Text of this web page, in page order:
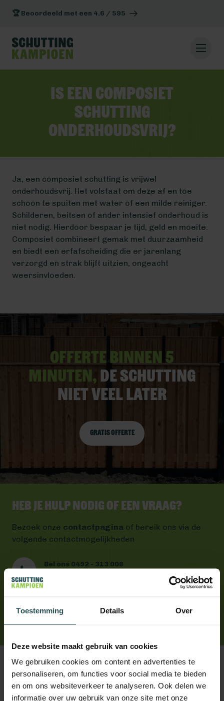
Toestemming Details Over
Deze website maakt gebruik van cookies
We gebruiken cookies om content en advertenties te
personaliseren, om functies voor social media te bieden
en om ons websiteverkeer te analyseren. Ook delen we
informatie over uw gebruik van onze site met onze
🏆 Beoordeeld met een 4.6 / 595
Is een composiet
schutting
onderhoudsvrij?
Ja, een composiet schutting is vrijwel
onderhoudsvrij. Het volstaat om deze af en toe
schoon te spuiten met water of een milde reiniger.
Schilderen, beitsen of ander intensief onderhoud is
niet nodig. Hierdoor bespaar je tijd, geld en moeite.
Composiet combineert gemak met duurzaamheid
en biedt een erfafscheiding die er jarenlang
verzorgd en strak blijft uitzien, ongeacht
weersinvloeden.
Offerte binnen 5
minuten, De schutting
niet veel later
Gratis offerte
Heb je hulp nodig of een vraag?
Bezoek onze contactpagina of bereik ons via de
volgende contactmogelijkheden
Bel ons 0492 - 313 008
App ons
Handig toch?